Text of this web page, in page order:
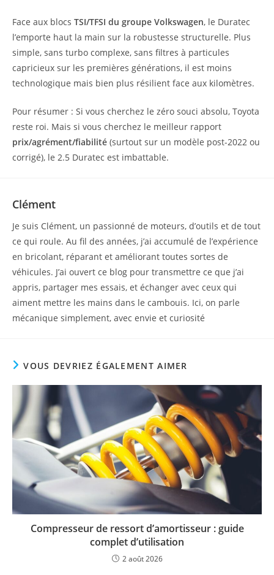
Face aux blocs TSI/TFSI du groupe Volkswagen, le Duratec
l’emporte haut la main sur la robustesse structurelle. Plus
simple, sans turbo complexe, sans filtres à particules
capricieux sur les premières générations, il est moins
technologique mais bien plus résilient face aux kilomètres.
Pour résumer : Si vous cherchez le zéro souci absolu, Toyota
reste roi. Mais si vous cherchez le meilleur rapport
prix/agrément/fiabilité (surtout sur un modèle post-2022 ou
corrigé), le 2.5 Duratec est imbattable.
Clément
Je suis Clément, un passionné de moteurs, d’outils et de tout
ce qui roule. Au fil des années, j’ai accumulé de l’expérience
en bricolant, réparant et améliorant toutes sortes de
véhicules. J’ai ouvert ce blog pour transmettre ce que j’ai
appris, partager mes essais, et échanger avec ceux qui
aiment mettre les mains dans le cambouis. Ici, on parle
mécanique simplement, avec envie et curiosité
VOUS DEVRIEZ ÉGALEMENT AIMER
Compresseur de ressort d’amortisseur : guide
complet d’utilisation
2 août 2026